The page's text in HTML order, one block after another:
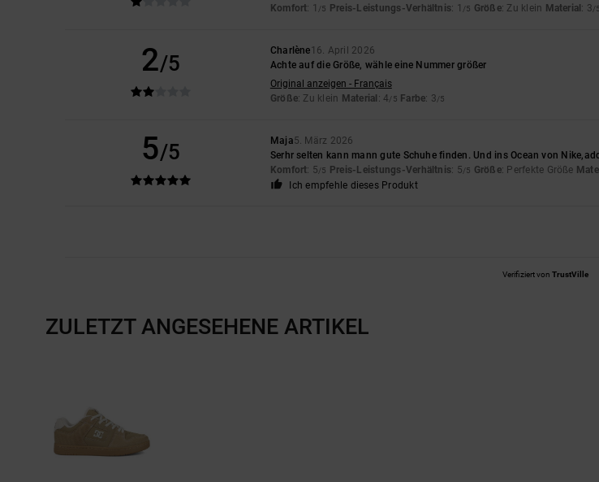
Komfort: 1 /5 Preis-Leistungs-Verhältnis: 1 /5 Größe: Zu klein Material: 3/5
2/5
Charlène16. April 2026
Achte auf die Größe, wähle eine Nummer größer
Original anzeigen - Français
Größe: Zu klein Material : 4/5 Farbe: 3/5
5/5 Maja5. März 2026
Serhr selten kann mann gute Schuhe finden. Und ins Ocean von
Komfort: 5/5 Preis-Leistungs-Verhältnis: 5/5 Größe: Perfekte Größe
Ich empfehle dieses Produkt
Verifiziert von TrustVille
ZULETZT ANGESEHENE ARTIKEL